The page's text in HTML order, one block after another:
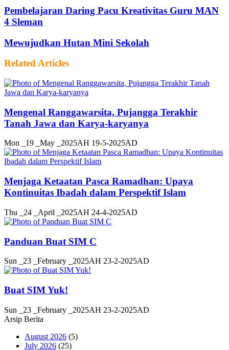
Pembelajaran Daring Pacu Kreativitas Guru MAN
4 Sleman
Mewujudkan Hutan Mini Sekolah
Related Articles
Mengenal Ranggawarsita, Pujangga Terakhir
Tanah Jawa dan Karya-karyanya
Mon _19 _May _2025AH 19-5-2025AD
Menjaga Ketaatan Pasca Ramadhan: Upaya
Kontinuitas Ibadah dalam Perspektif Islam
Thu _24 _April _2025AH 24-4-2025AD
Panduan Buat SIM C
Sun _23 _February _2025AH 23-2-2025AD
Buat SIM Yuk!
Sun _23 _February _2025AH 23-2-2025AD
Arsip Berita
August 2026 (5)
July 2026 (25)